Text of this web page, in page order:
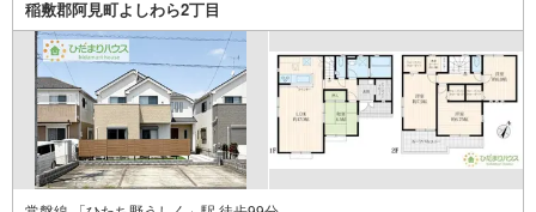
ししませんか？つくば市みどりの南 中古戸建 みどりの
駅（徒歩26分） みどりの南小学校（徒歩3分） みどりの
南中学校（徒歩4分）
稲敷郡阿見町よしわら2丁目